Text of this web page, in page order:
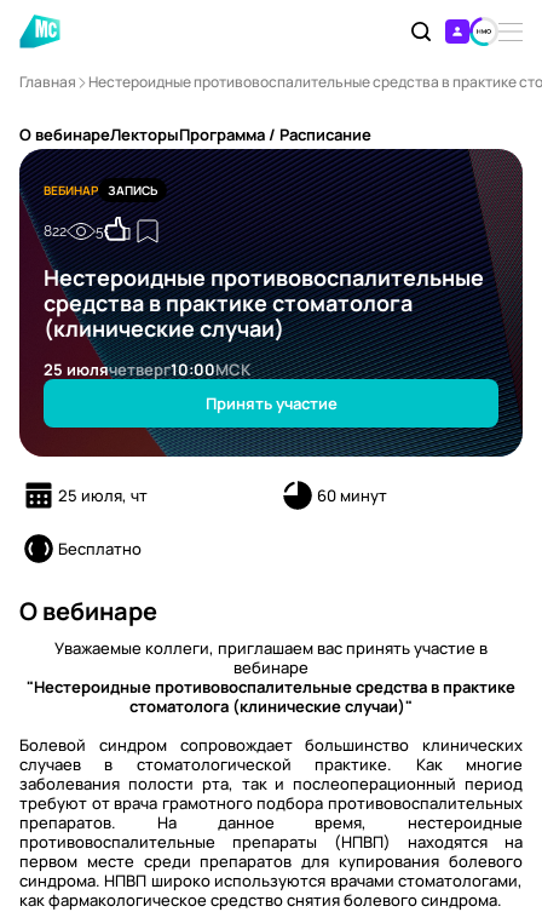
Главная Нестероидные противовоспалительные средства в практике
О вебинареЛекторыПрограмма / Расписание
ВЕБИНАР ЗАПИСЬ
822 5
Нестероидные противовоспалительные
средства в практике стоматолога
(клинические случаи)
25 июлячетверг10:00МСК
Принять участие
25 июля, чт 60 минут
Бесплатно
О вебинаре
Уважаемые коллеги, приглашаем вас принять участие в
вебинаре
"Нестероидные противовоспалительные средства в практике
стоматолога (клинические случаи)"
Болевой синдром сопровождает большинство клинических
случаев в стоматологической практике. Как многие
заболевания полости рта, так и послеоперационный период
требуют от врача грамотного подбора противовоспалительных
препаратов. На данное время, нестероидные
противовоспалительные препараты (НПВП) находятся на
первом месте среди препаратов для купирования болевого
синдрома. НПВП широко используются врачами стоматологами,
как фармакологическое средство снятия болевого синдрома.